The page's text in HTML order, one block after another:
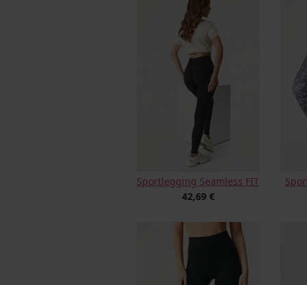
Sportlegging Seamless FIT
42,69 €